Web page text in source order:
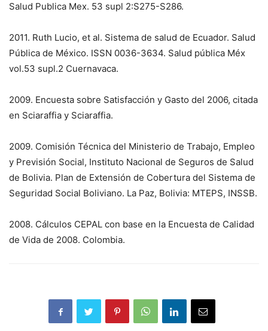
Salud Publica Mex. 53 supl 2:S275-S286.
2011. Ruth Lucio, et al. Sistema de salud de Ecuador. Salud
Pública de México. ISSN 0036-3634. Salud pública Méx
vol.53 supl.2 Cuernavaca.
2009. Encuesta sobre Satisfacción y Gasto del 2006, citada
en Sciaraffia y Sciaraffia.
2009. Comisión Técnica del Ministerio de Trabajo, Empleo
y Previsión Social, Instituto Nacional de Seguros de Salud
de Bolivia. Plan de Extensión de Cobertura del Sistema de
Seguridad Social Boliviano. La Paz, Bolivia: MTEPS, INSSB.
2008. Cálculos CEPAL con base en la Encuesta de Calidad
de Vida de 2008. Colombia.